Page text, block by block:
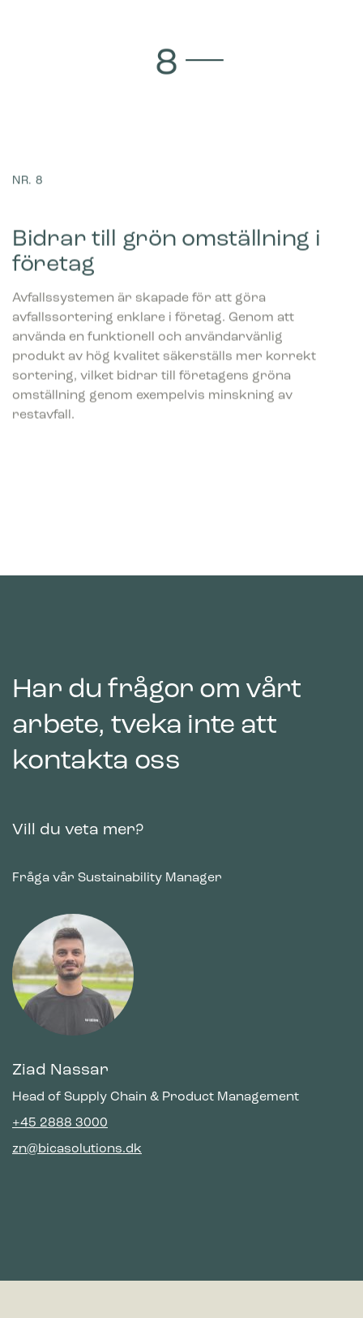
Bidrar till grön omställning i
företag
Avfallssystemen är skapade för att göra
avfallssortering enklare i företag. Genom att
använda en funktionell och användarvänlig
produkt av hög kvalitet säkerställs mer korrekt
sortering, vilket bidrar till företagens gröna
omställning genom exempelvis minskning av
restavfall.
Har du frågor om vårt
arbete, tveka inte att
kontakta oss
Vill du veta mer?
Fråga vår Sustainability Manager
Ziad Nassar
Head of Supply Chain & Product Management
+45 2888 3000
zn@bicasolutions.dk